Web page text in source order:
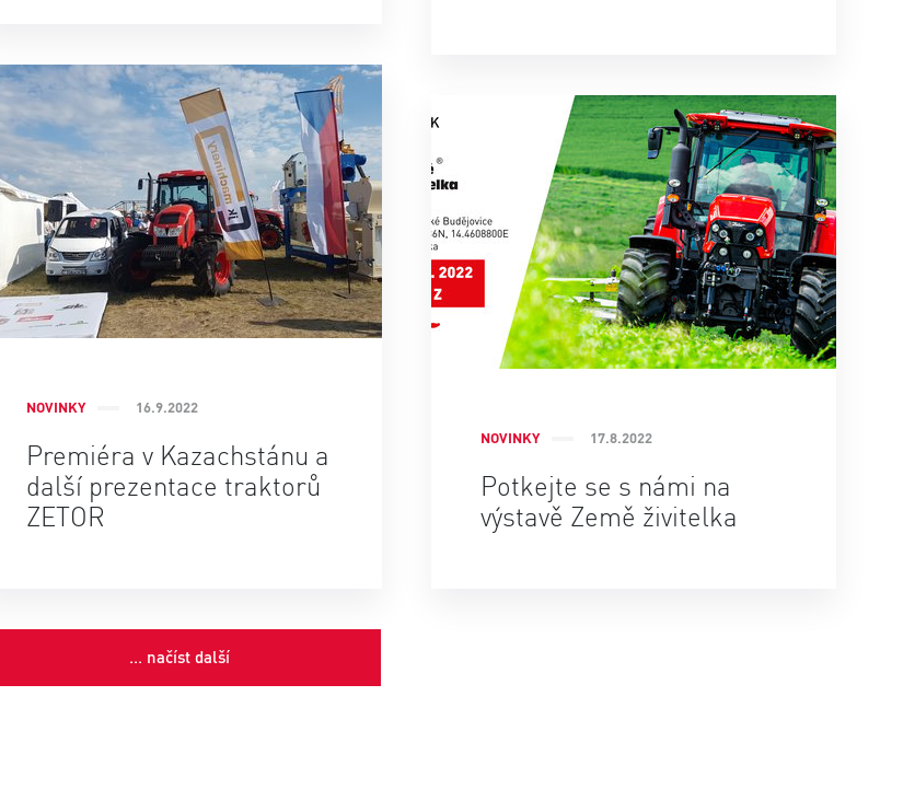
NOVINKY 16.9.2022
Premiéra v Kazachstánu a
další prezentace traktorů
ZETOR
NOVINKY 17.8.2022
Potkejte se s námi na
výstavě Země živitelka
... načíst další